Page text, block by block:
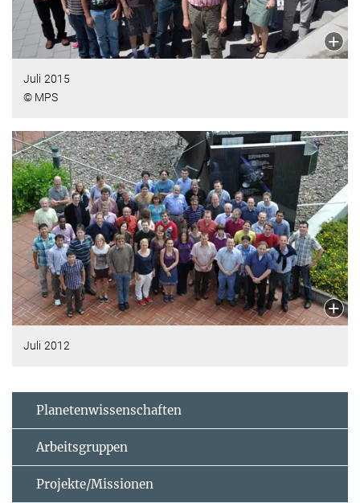
Juli 2015
© MPS
Juli 2012
Planetenwissenschaften
Arbeitsgruppen
Projekte/Missionen